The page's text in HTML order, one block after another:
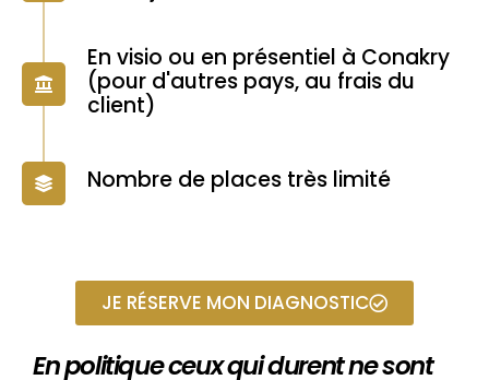
En visio ou en présentiel à Conakry
(pour d'autres pays, au frais du
client)
Nombre de places très limité
JE RÉSERVE MON DIAGNOSTIC
En politique ceux qui durent ne sont